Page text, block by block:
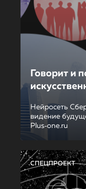
Говорит и
Нейросеть
видение
Plus‑one.ru
СПЕЦПРОЕКТ